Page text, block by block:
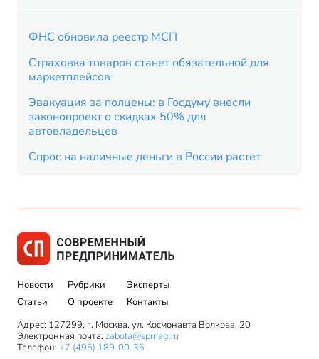
ФНС обновила реестр МСП
Страховка товаров станет обязательной для
маркетплейсов
Эвакуация за полцены: в Госдуму внесли
законопроект о скидках 50% для
автовладельцев
Спрос на наличные деньги в России растет
Новости
Статьи
Рубрики
О проекте
Эксперты
Контакты
Адрес: 127299, г. Москва, ул. Космонавта Волкова, 20
Электронная почта: zabota@spmag.ru
Телефон: +7 (495) 189-00-35